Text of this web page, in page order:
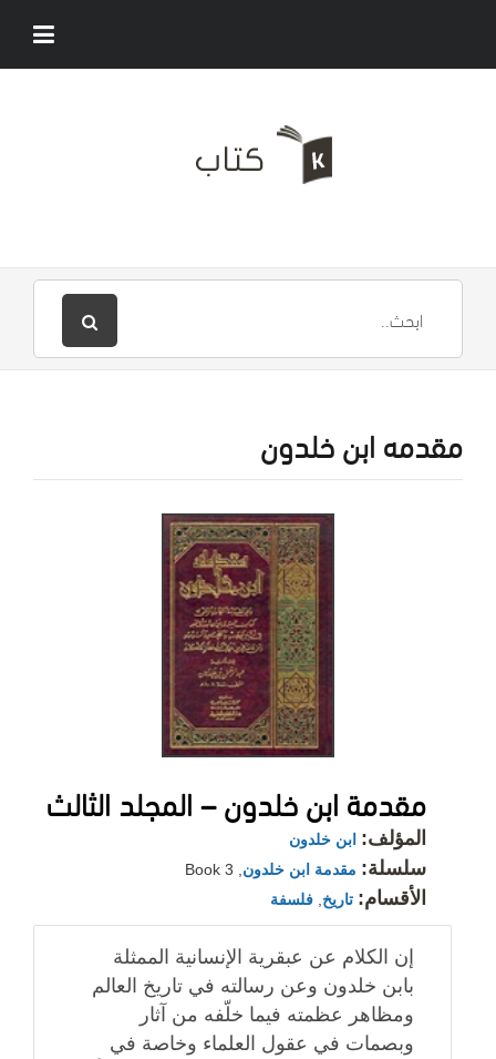
مقدمه ابن خلدون
مقدمة ابن خلدون – المجلد الثالث
المؤلف: ابن خلدون
سلسلة: مقدمة ابن خلدون
الأقسام: تاريخ فلسفة
إن الكلام عن عبقرية الإنسانية الممثلة
بابن خلدون وعن رسالته في تاريخ العالم
ومظاهر عظمته فيما خلّفه من آثار
وبصمات في عقول العلماء وخاصة في